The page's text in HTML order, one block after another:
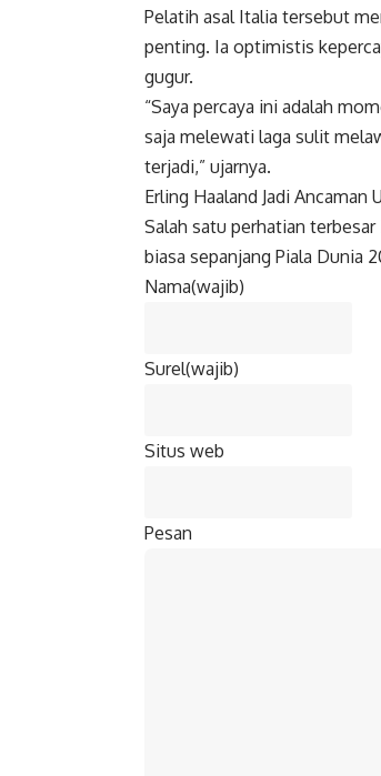
Pelatih asal Italia tersebut
penting. Ia optimistis
gugur.
“Saya percaya ini adalah
saja melewati laga sulit
terjadi,” ujarnya.
Erling Haaland Jadi Ancaman
Salah satu perhatian
biasa sepanjang Piala Dunia
Nama(wajib)
Surel(wajib)
Situs web
Pesan